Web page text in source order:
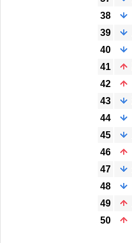
38
39
40
41
42
43
44
45
46
47
48
49
50